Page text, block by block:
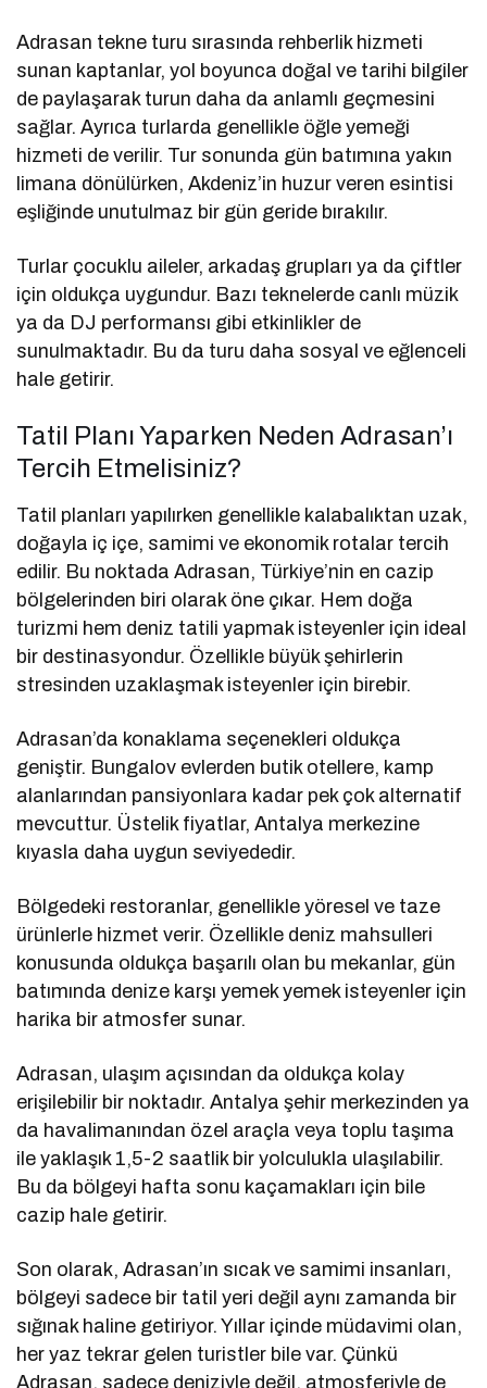
Adrasan tekne turu sırasında rehberlik hizmeti
sunan kaptanlar, yol boyunca doğal ve tarihi bilgiler
de paylaşarak turun daha da anlamlı geçmesini
sağlar. Ayrıca turlarda genellikle öğle yemeği
hizmeti de verilir. Tur sonunda gün batımına yakın
limana dönülürken, Akdeniz’in huzur veren esintisi
eşliğinde unutulmaz bir gün geride bırakılır.
Turlar çocuklu aileler, arkadaş grupları ya da çiftler
için oldukça uygundur. Bazı teknelerde canlı müzik
ya da DJ performansı gibi etkinlikler de
sunulmaktadır. Bu da turu daha sosyal ve eğlenceli
hale getirir.
Tatil Planı Yaparken Neden Adrasan’ı
Tercih Etmelisiniz?
Tatil planları yapılırken genellikle kalabalıktan uzak,
doğayla iç içe, samimi ve ekonomik rotalar tercih
edilir. Bu noktada Adrasan, Türkiye’nin en cazip
bölgelerinden biri olarak öne çıkar. Hem doğa
turizmi hem deniz tatili yapmak isteyenler için ideal
bir destinasyondur. Özellikle büyük şehirlerin
stresinden uzaklaşmak isteyenler için birebir.
Adrasan’da konaklama seçenekleri oldukça
geniştir. Bungalov evlerden butik otellere, kamp
alanlarından pansiyonlara kadar pek çok alternatif
mevcuttur. Üstelik fiyatlar, Antalya merkezine
kıyasla daha uygun seviyededir.
Bölgedeki restoranlar, genellikle yöresel ve taze
ürünlerle hizmet verir. Özellikle deniz mahsulleri
konusunda oldukça başarılı olan bu mekanlar, gün
batımında denize karşı yemek yemek isteyenler için
harika bir atmosfer sunar.
Adrasan, ulaşım açısından da oldukça kolay
erişilebilir bir noktadır. Antalya şehir merkezinden ya
da havalimanından özel araçla veya toplu taşıma
ile yaklaşık 1,5-2 saatlik bir yolculukla ulaşılabilir.
Bu da bölgeyi hafta sonu kaçamakları için bile
cazip hale getirir.
Son olarak, Adrasan’ın sıcak ve samimi insanları,
bölgeyi sadece bir tatil yeri değil aynı zamanda bir
sığınak haline getiriyor. Yıllar içinde müdavimi olan,
her yaz tekrar gelen turistler bile var. Çünkü
Adrasan, sadece deniziyle değil, atmosferiyle de